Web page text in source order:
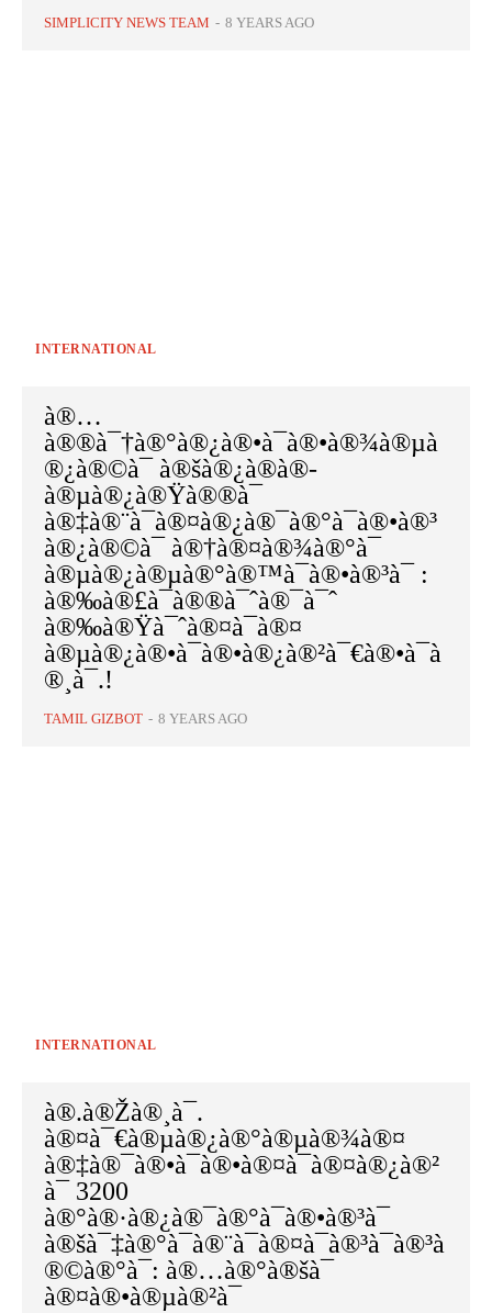
SIMPLICITY NEWS TEAM - 8 YEARS AGO
INTERNATIONAL
à®…
à®®à¯†à®°à®¿à®•à¯à®•à®¾à®µà
®¿à®©à¯ à®šà®¿à®à®-
à®µà®¿à®Ÿà®®à¯
à®‡à®¨à¯à®¤à®¿à®¯à®°à¯à®•à®³
à®¿à®©à¯ à®†à®¤à®¾à®°à¯
à®µà®¿à®µà®°à®™à¯à®•à®³à¯ :
à®‰à®£à¯à®®à¯ˆà®¯à¯ˆ
à®‰à®Ÿà¯ˆà®¤à¯à®¤
à®µà®¿à®•à¯à®•à®¿à®²à¯€à®•à¯à
®¸à¯.!
TAMIL GIZBOT - 8 YEARS AGO
INTERNATIONAL
à®.à®Žà®¸à¯.
à®¤à¯€à®µà®¿à®°à®µà®¾à®¤
à®‡à®¯à®•à¯à®•à®¤à¯à®¤à®¿à®²
à¯ 3200
à®°à®·à®¿à®¯à®°à¯à®•à®³à¯
à®šà¯‡à®°à¯à®¨à¯à®¤à¯à®³à¯à®³à
®©à®°à¯: à®…à®°à®šà¯
à®¤à®•à®µà®²à¯